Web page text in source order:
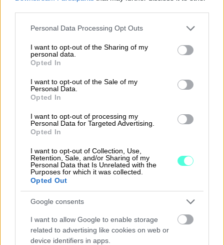
Please note that this website/app uses one or more Google
not limited to your visit or usage behaviour. You may click to
grant or deny consent to Google and its third-party tags to
use your data for below specified purposes in below Google
consent section.
Personal Data Processing Opt Outs
I want to opt-out of the Sharing of my
personal data.
Opted In
I want to opt-out of the Sale of my
Personal Data.
Opted In
I want to opt-out of processing my
Personal Data for Targeted Advertising.
Opted In
I want to opt-out of Collection, Use,
Retention, Sale, and/or Sharing of my
Personal Data that Is Unrelated with the
Purposes for which it was collected.
Opted Out
Google consents
I want to allow Google to enable storage
related to advertising like cookies on web or
device identifiers in apps.
Jätä yhteydenottopyyntö
ja olemme sinuun
yhteydessä